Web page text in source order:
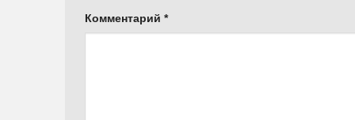
Комментарий *